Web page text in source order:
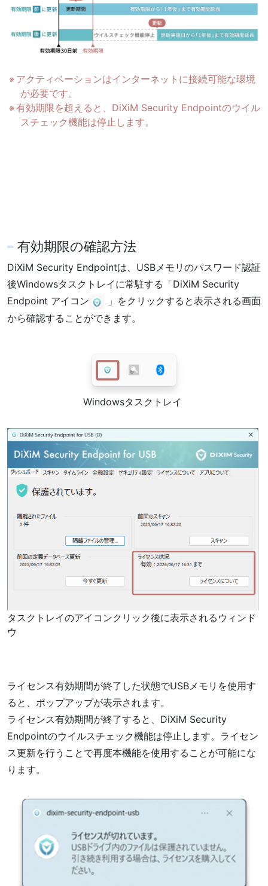
アクティベーションはインターネットに接続可能な環境
が必要です。
有効期限を超えると、DiXiM Security Endpointのウイル
スチェック機能は停止します。
有効期限の確認方法
DiXiM Security Endpointは、USBメモリのパスワード認証
後Windowsタスクトレイに常駐する「DiXiM Security
Endpoint アイコン
」をクリックすると表示される画面
から確認することができます。
Windowsタスクトレイ
タスクトレイのアイコンクリック後に表示されるウィンド
ウ
ライセンス有効期間が終了した状態でUSBメモリを使用す
ると、ポップアップが表示されます。
ライセンス有効期間が終了すると、DiXiM Security
Endpointのウイルスチェック機能は停止します。ライセン
ス更新を行うことで再度本機能を使用することが可能にな
ります。